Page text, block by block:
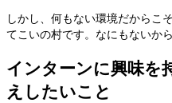
しかし、何もない環境だからこ
てこいの村です。なにもないか
インターンに興味を
えしたいこと